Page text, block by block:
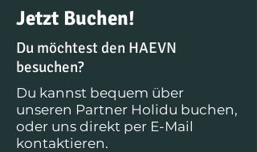
Jetzt Buchen!
Du möchtest den HAEVN
besuchen?
Du kannst bequem über
unseren Partner Holidu buchen,
oder uns direkt per E-Mail
kontaktieren.